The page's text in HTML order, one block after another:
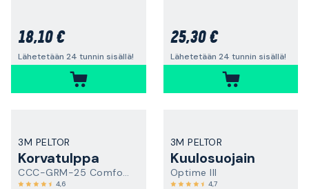
18,10 €
Lähetetään 24 tunnin sisällä!
25,30 €
Lähetetään 24 tunnin sisällä!
3M PELTOR
Korvatulppa
CCC-GRM-25 Comfort Eartips
4,6
3M PELTOR
Kuulosuojain
Optime III
4,7